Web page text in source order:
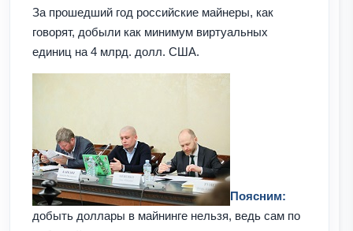
За прошедший год российские майнеры, как
говорят, добыли как минимум виртуальных
единиц на 4 млрд. долл. США.
Поясним:
добыть доллары в майнинге нельзя, ведь сам по